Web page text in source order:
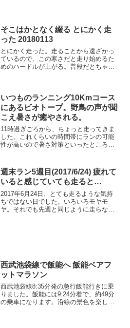
そこはかとなく綴る とにかく走
った 20180113
とにかく走った。走ることから遠ざかっ
ているので、この寒さだと走り始めるた
めのハードルが上がる。普段だとちゃん
否してしまう。だから今...
いつものランニング10Kmコース
にあるビオトープ。野鳥の声が聞
こえ暑さが癒やされる。
11時過ぎごろから、ちょっと走ってきま
した。これくらいの時間帯にランの可能
性が高いので暑さ対策といったところで
ス。それと自宅からそうか公園を経由し
て越谷レイクタウ...
週末ラン5週目(2017/6/24) 疲れて
いると感じていても走ると…
2017年6月24日、とても走るような気持
ちではない日でした。いろいろモヤモ
ヤ。それでも先週と同じように走らない
西武池袋線で飯能へ 飯能ベアフ
ットマラソン
西武池袋線8:35分発の急行飯能行きに乗
りました。飯能には9:24分着で、約49分
の乗車になります。沿線の景色を楽しむ